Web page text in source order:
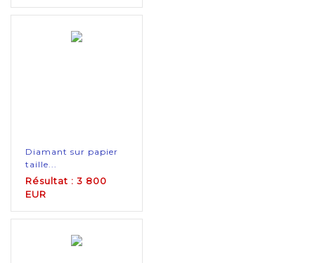
Diamant sur papier
taille...
Résultat : 3 800
EUR